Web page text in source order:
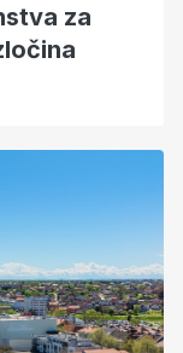
za